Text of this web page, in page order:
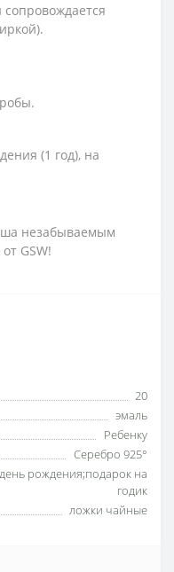
сопровождается
(1 год), на
незабываемым
GSW!
20
эмаль
Ребенку
Серебро 925°
рождения;подарок на
годик
ложки чайные